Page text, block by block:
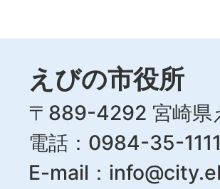
えびの市役所
〒889-4292 宮崎県
電話：0984-35-
E-mail：